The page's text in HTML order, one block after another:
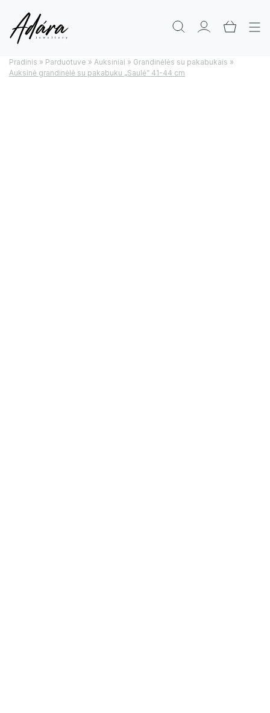
Pradinis » Parduotuve » Auksiniai » Grandinėlės su pakabukais »
Auksinė grandinėlė su pakabuku „Saulė” 41-44 cm